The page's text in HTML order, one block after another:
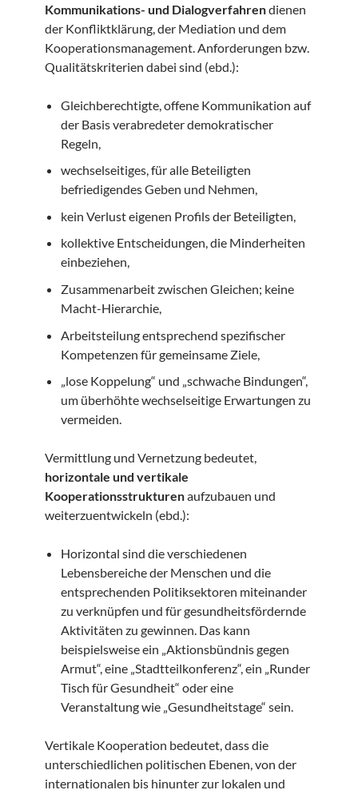
Kommunikations- und Dialogverfahrendienen
der Konfliktklärung, der Mediation und dem
Kooperationsmanagement. Anforderungen bzw.
Qualitätskriterien dabei sind (ebd.):
Gleichberechtigte, offene Kommunikation auf
der Basis verabredeter demokratischer
Regeln,
wechselseitiges, für alle Beteiligten
befriedigendes Geben und Nehmen,
kein Verlust eigenen Profils der Beteiligten,
kollektive Entscheidungen, die Minderheiten
einbeziehen,
Zusammenarbeit zwischen Gleichen; keine
Macht-Hierarchie,
Arbeitsteilung entsprechend spezifischer
Kompetenzen für gemeinsame Ziele,
„lose Koppelung“ und „schwache Bindungen“,
um überhöhte wechselseitige Erwartungen zu
vermeiden.
Vermittlung und Vernetzung bedeutet,
horizontale und vertikale
Kooperationsstrukturenaufzubauen und
weiterzuentwickeln (ebd.):
Horizontal sind die verschiedenen
Lebensbereiche der Menschen und die
entsprechenden Politiksektoren miteinander
zu verknüpfen und für gesundheitsfördernde
Aktivitäten zu gewinnen. Das kann
beispielsweise ein „Aktionsbündnis gegen
Armut“, eine „Stadtteilkonferenz“, ein „Runder
Tisch für Gesundheit“ oder eine
Veranstaltung wie „Gesundheitstage“ sein.
Vertikale Kooperation bedeutet, dass die
unterschiedlichen politischen Ebenen, von der
internationalen bis hinunter zur lokalen und